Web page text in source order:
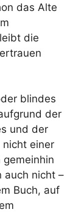
das Alte
die
blindes
der
und der
nicht einer
auch nicht –
Buch, auf